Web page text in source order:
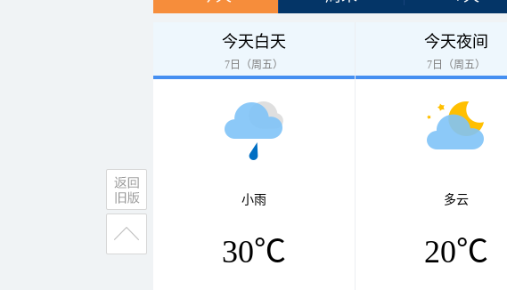
今天白天
7日（周五）
小雨
30℃
今天夜间
7日（周五）
多云
20℃